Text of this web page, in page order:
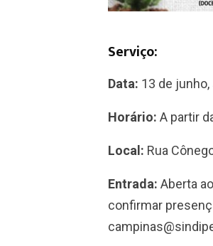
Serviço:
Data: 13 de
Horário: A partir
Local: Rua
Entrada: Aberta
confirmar